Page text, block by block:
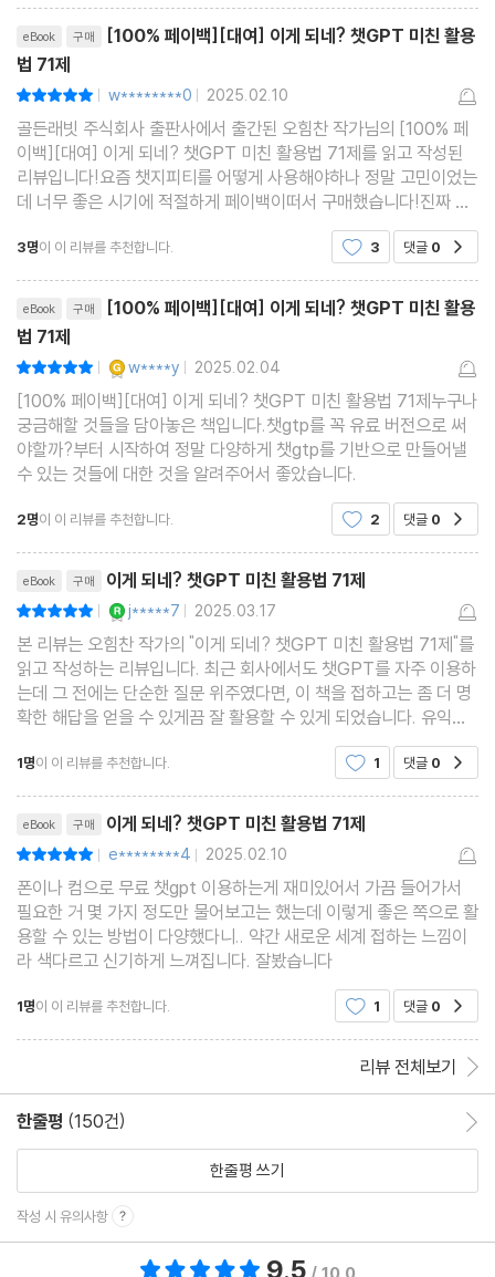
_[미친 활용 09] 라이브 카메라로 실시간 상품 검색하기
_[미친 활용 10] 챗GPT와 함께 회의하기
08장 챗GPT 캔버스 시작하기
_챗GPT 캔버스란?
_[미친 활용 11] 캔버스로 제안서 쓰기
09장 o1 시작하기
_o1이란?
_[미친 활용 13] o1으로 약관 검토하기
_[미친 활용 14] o3 + 캔버스로 테트리스 게임 만들기
[이게 되네? PART 02] 챗GPT로 일정 관리하기
10장 할 일 관리하기
_[미친 활용 15] 지금 할 일 요약하기
_[미친 활용 16] 투두 리스트 만들기
_[미친 활용 17] 장보기 리스트 만들기
11장 나만의 캘린더 만들기
_[미친 활용 18] 미국 증시 휴장일 캘린더 만들기
_[미친 활용 19] 메모리 기능으로 개인 일정 캘린더 만들기
_[미친 활용 20] 주간 캘린더 관리하기
_[미친 활용 21] 반복 업무 캘린더 자동 생성하기
[이게 되네? PART 03] 챗GPT로 파일 정리하기
12장 폴더 정리하기
_[미친 활용 22] 파일 이름 바꾸기
_[미친 활용 23] 파일 여러 개 이름을 한 번에 바꾸기
_[미친 활용 25] 폴더와 파일을 한꺼번에 정리하기
_[미친 활용 27] PDF 회전 및 재정렬
[이게 되네? PART 04] 챗GPT로 OA 활용하기
14장 캔버스로 워드 문서화하기
가 어렵다. 프롬프트
eBook 구매
[100% 페이백][대여] 이게 되네? 챗GPT 미친 활용
법 71제
| w********0 | 2025.02.10
골든래빗 주식회사 출판사에서 출간된 오힘찬 작가님의 [100% 페
이백][대여] 이게 되네? 챗GPT 미친 활용법 71제를 읽고 작성된
리뷰입니다!요즘 챗지피티를 어떻게 사용해야하나 정말 고민이었는
데 너무 좋은 시기에 적절하게 페이백이떠서 구매했습니다!진짜 도
움 많이 받았어요. 챗지피티 업무에 어떻게 활용해야하나 싶었는데..
정말 도움돼어요!
3명이 이 리뷰를 추천합니다. 3 댓글 0
eBook 구매
[100% 페이백][대여] 이게 되네? 챗GPT 미친 활용
법 71제
| w****y | 2025.02.04
[100% 페이백][대여] 이게 되네? 챗GPT 미친 활용법 71제누구나
궁금해할 것들을 담아놓은 책입니다.챗gtp를 꼭 유료 버전으로 써
야할까?부터 시작하여 정말 다양하게 챗gtp를 기반으로 만들어낼
수 있는 것들에 대한 것을 알려주어서 좋았습니다.
2명이 이 리뷰를 추천합니다. 2 댓글 0
eBook 구매 이게 되네? 챗GPT 미친 활용법 71제
| j*****7 | 2025.03.17
본 리뷰는 오힘찬 작가의 "이게 되네? 챗GPT 미친 활용법 71제"를
읽고 작성하는 리뷰입니다. 최근 회사에서도 챗GPT를 자주 이용하
는데 그 전에는 단순한 질문 위주였다면, 이 책을 접하고는 좀 더 명
확한 해답을 얻을 수 있게끔 잘 활용할 수 있게 되었습니다. 유익했
1명이 이 리뷰를 추천합니다. 1 댓글 0
eBook 구매 이게 되네? 챗GPT 미친 활용법 71제
| e********4 | 2025.02.10
폰이나 컴으로 무료 챗gpt 이용하는게 재미있어서 가끔 들어가서
필요한 거 몇 가지 정도만 물어보고는 했는데 이렇게 좋은 쪽으로 활
용할 수 있는 방법이 다양했다니.. 약간 새로운 세계 접하는 느낌이
라 색다르고 신기하게 느껴집니다. 잘봤습니다
1명이 이 리뷰를 추천합니다. 1 댓글 0
리뷰 전체보기
한줄평 (150건)
한줄평 쓰기
작성 시 유의사항
9.5